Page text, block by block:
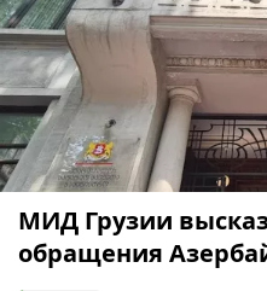
МИД Грузии
обращения